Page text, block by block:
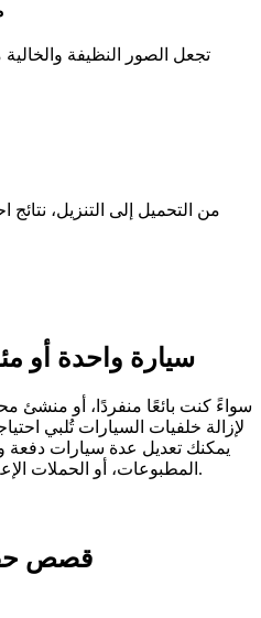
تجعل الصور النظيفة
من التحميل إلى التنزيل،
سيارة واحدة أو
سواءً كنت بائعًا منفردًا، أو منشئ
يمكنك تعديل عدة سيارات دفعة
المطبوعات، أو الحملات الإعلانية، كل ذلك في دقائق معدودة.
قصص